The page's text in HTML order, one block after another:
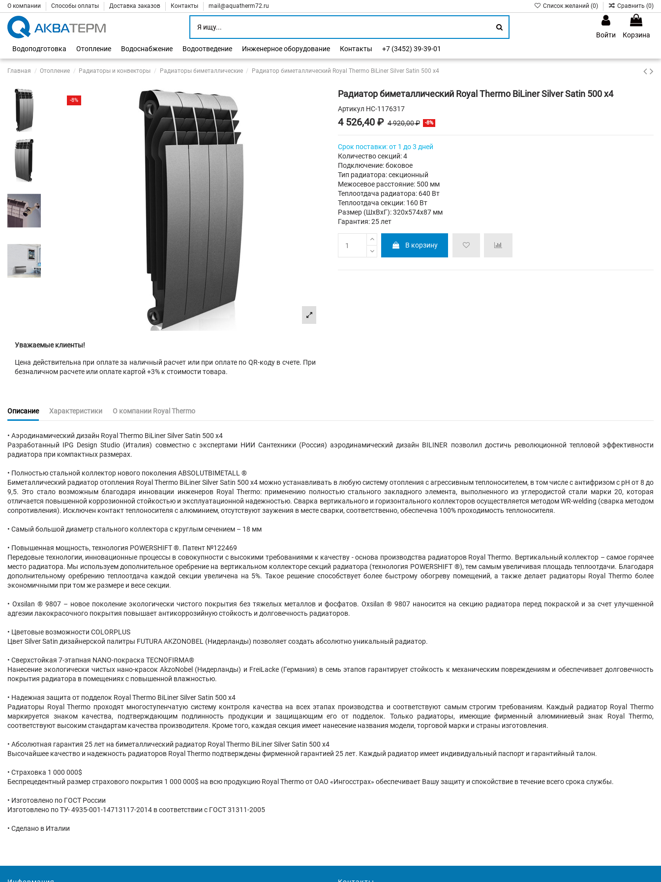
О компании Способы оплаты Доставка заказов Контакты mail@aquatherm72.ru Список желаний (0) Сравнить (0)
Войти
Корзина
Водоподготовка
Отопление Водоснабжение Водоотведение Инженерное оборудование Контакты +7 (3452) 39-39-01
Главная Отопление Радиаторы и конвекторы Радиаторы биметаллические Радиатор биметаллический Royal Thermo BiLiner Silver Satin 500 х4
-8%
Уважаемые клиенты!
Цена действительна при оплате за наличный расчет или при оплате по QR-коду в счете. При
безналичном расчете или оплате картой +3% к стоимости товара.
Радиатор биметаллический Royal Thermo BiLiner Silver Satin 500 х4
Артикул НС-1176317
4 526,40 ₽ 4 920,00 ₽ -8%
Срок поставки: от 1 до 3 дней
Количество секций: 4
Подключение: боковое
Тип радиатора: секционный
Межосевое расстояние: 500 мм
Теплоотдача радиатора: 640 Вт
Теплоотдача секции: 160 Вт
Размер (ШхВхГ): 320х574х87 мм
Гарантия: 25 лет
В корзину
Описание Характеристики О компании Royal Thermo
• Аэродинамический дизайн Royal Thermo BiLiner Silver Satin 500 х4
Разработанный IPG Design Studio (Италия) совместно с экспертами НИИ Сантехники (Россия) аэродинамический дизайн BILINER позволил достичь революционной тепловой эффективности
радиатора при компактных размерах.
• Полностью стальной коллектор нового поколения ABSOLUTBIMETALL ®
Биметаллический радиатор отопления Royal Thermo BiLiner Silver Satin 500 х4 можно устанавливать в любую систему отопления с агрессивным теплоносителем, в том числе с антифризом с pH от 8 до
9,5. Это стало возможным благодаря инновации инженеров Royal Thermo: применению полностью стального закладного элемента, выполненного из углеродистой стали марки 20, которая
отличается повышенной коррозионной стойкостью и эксплуатационной надежностью. Сварка вертикального и горизонтального коллекторов осуществляется методом WR-welding (сварка методом
сопротивления). Исключен контакт теплоносителя с алюминием, отсутствуют заужения в месте сварки, соответственно, обеспечена 100% проходимость теплоносителя.
• Самый большой диаметр стального коллектора с круглым сечением – 18 мм
• Повышенная мощность, технология POWERSHIFT ®. Патент №122469
Передовые технологии, инновационные процессы в совокупности с высокими требованиями к качеству - основа производства радиаторов Royal Thermo. Вертикальный коллектор – самое горячее
место радиатора. Мы используем дополнительное оребрение на вертикальном коллекторе секций радиатора (технология POWERSHIFT ®), тем самым увеличивая площадь теплоотдачи. Благодаря
дополнительному оребрению теплоотдача каждой секции увеличена на 5%. Такое решение способствует более быстрому обогреву помещений, а также делает радиаторы Royal Thermo более
экономичными при том же размере и весе секции.
• Oxsilan ® 9807 – новое поколение экологически чистого покрытия без тяжелых металлов и фосфатов. Oxsilan ® 9807 наносится на секцию радиатора перед покраской и за счет улучшенной
адгезии лакокрасочного покрытия повышает антикоррозийную стойкость и долговечность радиаторов.
• Цветовые возможности COLORPLUS
Цвет Silver Satin дизайнерской палитры FUTURA AKZONOBEL (Нидерланды) позволяет создать абсолютно уникальный радиатор.
• Сверхстойкая 7-этапная NANO-покраска TECNOFIRMA®
Нанесение экологически чистых нано-красок AkzoNobel (Нидерланды) и FreiLacke (Германия) в семь этапов гарантирует стойкость к механическим повреждениям и обеспечивает долговечность
покрытия радиатора в помещениях с повышенной влажностью.
• Надежная защита от подделок Royal Thermo BiLiner Silver Satin 500 х4
Радиаторы Royal Thermo проходят многоступенчатую систему контроля качества на всех этапах производства и соответствуют самым строгим требованиям. Каждый радиатор Royal Thermo
маркируется знаком качества, подтверждающим подлинность продукции и защищающим его от подделок. Только радиаторы, имеющие фирменный алюминиевый знак Royal Thermo,
соответствуют высоким стандартам качества производителя. Кроме того, каждая секция имеет нанесение названия модели, торговой марки и страны изготовления.
• Абсолютная гарантия 25 лет на биметаллический радиатор Royal Thermo BiLiner Silver Satin 500 х4
Высочайшее качество и надежность радиаторов Royal Thermo подтверждены фирменной гарантией 25 лет. Каждый радиатор имеет индивидуальный паспорт и гарантийный талон.
• Страховка 1 000 000$
Беспрецедентный размер страхового покрытия 1 000 000$ на всю продукцию Royal Thermo от ОАО «Ингосстрах» обеспечивает Вашу защиту и спокойствие в течение всего срока службы.
• Изготовлено по ГОСТ России
Изготовлено по ТУ- 4935-001-14713117-2014 в соответствии с ГОСТ 31311-2005
• Сделано в Италии